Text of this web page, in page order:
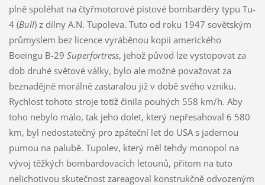
plně spoléhat na čtyřmotorové pístové bombardéry typu Tu-
4 (Bull) z dílny A.N. Tupoleva. Tuto od roku 1947 sovětským
průmyslem bez licence vyráběnou kopii amerického
Boeingu B-29 Superfortress, jehož původ lze vystopovat za
dob druhé světové války, bylo ale možné považovat za
beznadějně morálně zastaralou již v době svého vzniku.
Rychlost tohoto stroje totiž činila pouhých 558 km/h. Aby
toho nebylo málo, tak jeho dolet, který nepřesahoval 6 580
km, byl nedostatečný pro zpáteční let do USA s jadernou
pumou na palubě. Tupolev, který měl tehdy monopol na
vývoj těžkých bombardovacích letounů, přitom na tuto
nelichotivou skutečnost zareagoval konstrukčně odvozeným